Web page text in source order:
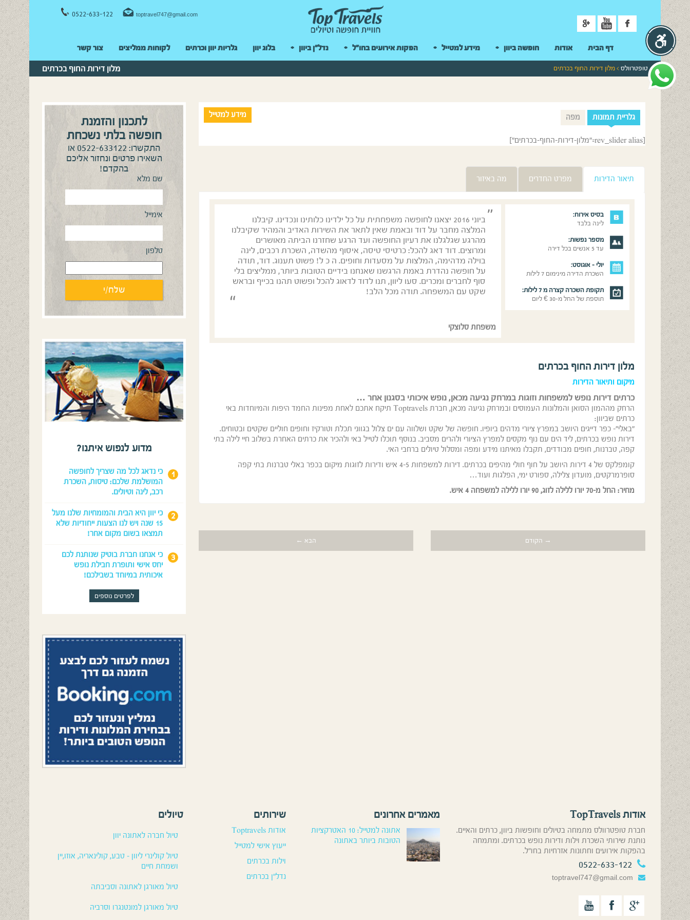
0522-633-122 toptravel747@gmail.com
דף הבית אודות חופשה ביוון מידע למטייל הפקות אירועים בחו"ל נדל"ן ביוון בלוג יוון גלריות יוון וכרתים לקוחות ממליצים צור קשר
טופטרוולס > מלון דירות החוף בכרתים מלון דירות החוף בכרתים
לתכנון והזמנת
חופשה בלתי נשכחת
התקשרו: 0522-633122 או
השאירו פרטים ונחזור אליכם
בהקדם!
שם מלא
אימייל
טלפון
מדוע לנפוש איתנו?
כי נדאג לכל מה שצריך לחופשה
המושלמת שלכם: טיסות, השכרת
רכב, לינה וטיולים.
כי יוון היא הבית והמומחיות שלנו מעל
15 שנה ויש לנו הצעות ייחודיות שלא
תמצאו בשום מקום אחר!
כי אנחנו חברת בוטיק שנותנת לכם
יחס אישי ותופרת חבילת נופש
איכותית במיוחד בשבילכם!
לפרטים נוספים
גלריית תמונות מפה מידע למטייל
[rev_slider alias="מלון-דירות-החוף-בכרתים"]
תיאור הדירות מפרט החדרים מה באיזור
בסיס אירוח:
לינה בלבד
מספר נפשות:
עד 5 אנשים בכל דירה
יולי - אוגוסט:
השכרת הדירה מינימום 7 לילות
תקופת השכרה קצרה מ 7 לילות:
תוספת של החל מ-30 € ליום
ביוני 2016 יצאנו לחופשה משפחתית על כל ילדינו כלותינו ונכדינו. קיבלנו
המלצה מחבר על דוד ובאמת שאין לתאר את השירות האדיב והמהיר שקיבלנו
מהרגע שגלגלנו את רעיון החופשה ועד הרגע שחזרנו הביתה מאושרים
ומרוצים. דוד דאג להכל: כרטיסי טיסה, איסוף מהשדה, השכרת רכבים, לינה
בוילה מדהימה, המלצות על מסעדות וחופים. ה כ ל! פשוט תענוג. דוד, תודה
על חופשה נהדרת באמת הרגשנו שאנחנו בידיים הטובות ביותר, ממליצים בלי
סוף לחברים ומכרים. סעו ליוון, תנו לדוד לדאוג להכל ופשוט תהנו בכייף ובראש
שקט עם המשפחה. תודה מכל הלב!
משפחת סלוצקי
מלון דירות החוף בכרתים
מיקום ותיאור הדירות
כרתים דירות נופש למשפחות וזוגות במרחק נגיעה מכאן, נופש איכותי בסגנון אחר …
הרחק מההמון הסואן והמלונות העמוסים ובמרחק נגיעה מכאן, חברת Toptravels תיקח אתכם לאחת מפינות החמד היפות והמיוחדות באי
כרתים שביוון:
"באלי"- כפר דייגים היושב במפרץ ציורי מדהים ביופיו. חופשה של שקט ושלווה עם ים צלול בגווני תכלת וטורקיז וחופים חוליים שקטים ובטוחים.
דירות נופש בכרתים, ליד הים עם נוף מקסים למפרץ הציורי ולהרים מסביב. בנוסף תוכלו לטייל באי ולהכיר את כרתים האחרת בשלוב חיי לילה בתי
קפה, טברנות, חופים מבודדים, תקבלו מאיתנו מידע ומפה ומסלול טיולים ברחבי האי.
קומפלקס של 4 דירות היושב על חוף חולי מהיפים בכרתים. דירות למשפחות 4-5 איש ודירות לזוגות מיקום בכפר באלי טברנות בתי קפה
סופרמרקטים, מועדון צלילה, ספורט ימי, הפלגות ועוד…
מחיר: החל מ-70 יורו ללילה לזוג, 90 יורו ללילה למשפחה 4 איש.
→ הקודם הבא ←
טיולים
טיול חברה לאתונה יוון
טיול קולינרי ליוון – טבע, קולינאריה, אוזו,יין
ושמחת חיים
טיול מאורגן לאתונה וסביבתה
טיול מאורגן למונטנגרו וסרביה
שירותים
אודות Toptravels
ייעוץ אישי למטייל
וילות בכרתים
נדל”ן בכרתים
מאמרים אחרונים
אתונה למטייל: 10 האטרקציות
הטובות ביותר באתונה
אודות TopTravels
חברת טופטרוולס מתמחה בטיולים וחופשות ביוון, כרתים והאיים.
נותנת שירותי השכרת וילות ודירות נופש בכרתים. ומתמחה
בהפקות אירועים וחתונות אזרחיות בחו”ל.
0522-633-122
toptravel747@gmail.com